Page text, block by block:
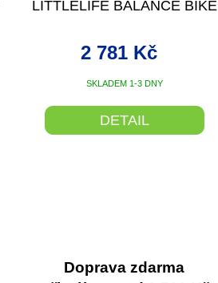
LITTLELIFE BALANCE BIKE
SKLADEM 1-3 DNY
2 781 Kč
DETAIL
í
Doprava zdarma